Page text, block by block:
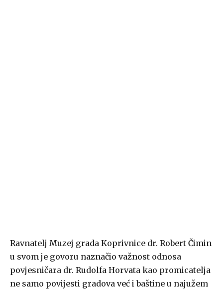
Ravnatelj Muzej grada Koprivnice dr. Robert Čimin
u svom je govoru naznačio važnost odnosa
povjesničara dr. Rudolfa Horvata kao promicatelja
ne samo povijesti gradova već i baštine u najužem